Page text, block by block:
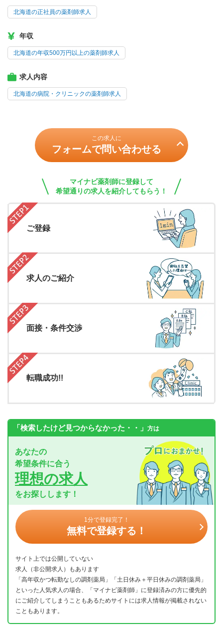
北海道の正社員の薬剤師求人
年収
北海道の年収500万円以上の薬剤師求人
求人内容
北海道の病院・クリニックの薬剤師求人
この求人に
フォームで問い合わせる
マイナビ薬剤師に登録して
希望通りの求人を紹介してもらう！
ご登録
求人のご紹介
面接・条件交渉
転職成功!!
「検索したけど見つからなかった・・」 方は
あなたの
希望条件に合う
理想の求人
をお探しします！
1分で登録完了！
無料で登録する！
サイト上では公開していない
求人（非公開求人）もあります
「高年収かつ転勤なしの調剤薬局」「土日休み＋平日休みの調剤薬局」
といった人気求人の場合、「マイナビ薬剤師」に登録済みの方に優先的
にご紹介してしまうこともあるためサイトには求人情報が掲載されない
こともあります。